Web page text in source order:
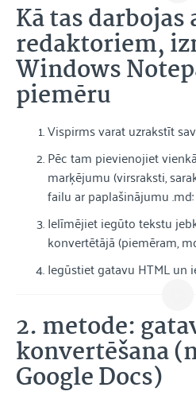
Kā tas
redaktoriem,
Windows
piemēru
Vispirms varat uzrakstīt
Pēc tam pievienojiet
marķējumu (virsraksti,
failu ar paplašinājumu .md:
Ielīmējiet iegūto tekstu
konvertētājā (piemēram,
Iegūstiet gatavu HTML un
2. metode:
konvertēšana
Google Docs)